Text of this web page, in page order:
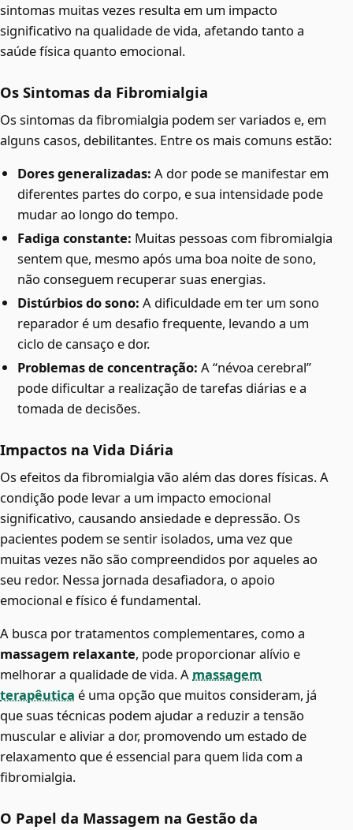
sintomas muitas vezes resulta em um impacto
significativo na qualidade de vida, afetando tanto a
saúde física quanto emocional.
Os Sintomas da Fibromialgia
Os sintomas da fibromialgia podem ser variados e, em
alguns casos, debilitantes. Entre os mais comuns estão:
Dores generalizadas: A dor pode se manifestar em
diferentes partes do corpo, e sua intensidade pode
mudar ao longo do tempo.
Fadiga constante: Muitas pessoas com fibromialgia
sentem que, mesmo após uma boa noite de sono,
não conseguem recuperar suas energias.
Distúrbios do sono: A dificuldade em ter um sono
reparador é um desafio frequente, levando a um
ciclo de cansaço e dor.
Problemas de concentração: A “névoa cerebral”
pode dificultar a realização de tarefas diárias e a
tomada de decisões.
Impactos na Vida Diária
Os efeitos da fibromialgia vão além das dores físicas. A
condição pode levar a um impacto emocional
significativo, causando ansiedade e depressão. Os
pacientes podem se sentir isolados, uma vez que
muitas vezes não são compreendidos por aqueles ao
seu redor. Nessa jornada desafiadora, o apoio
emocional e físico é fundamental.
A busca por tratamentos complementares, como a
massagem relaxante, pode proporcionar alívio e
melhorar a qualidade de vida. A massagem
terapêutica é uma opção que muitos consideram, já
que suas técnicas podem ajudar a reduzir a tensão
muscular e aliviar a dor, promovendo um estado de
relaxamento que é essencial para quem lida com a
fibromialgia.
O Papel da Massagem na Gestão da